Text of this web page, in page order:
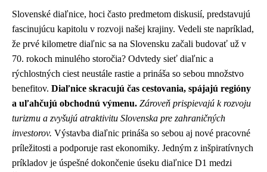
Slovenské diaľnice, hoci často predmetom diskusií, predstavujú
fascinujúcu kapitolu v rozvoji našej krajiny. Vedeli ste napríklad,
že prvé kilometre diaľnic sa na Slovensku začali budovať už v
70. rokoch minulého storočia? Odvtedy sieť diaľnic a
rýchlostných ciest neustále rastie a prináša so sebou množstvo
benefitov. Diaľnice skracujú čas cestovania, spájajú regióny
a uľahčujú obchodnú výmenu. Zároveň prispievajú k rozvoju
turizmu a zvyšujú atraktivitu Slovenska pre zahraničných
investorov. Výstavba diaľnic prináša so sebou aj nové pracovné
príležitosti a podporuje rast ekonomiky. Jedným z inšpiratívnych
príkladov je úspešné dokončenie úseku diaľnice D1 medzi